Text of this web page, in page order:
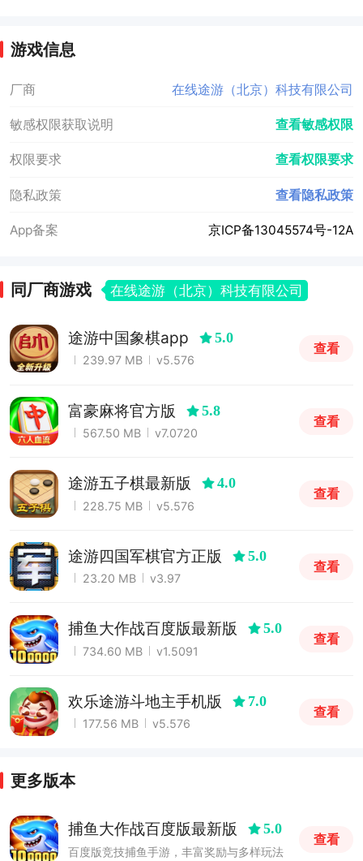
游戏信息
厂商 在线途游（北京）科技有限公司
敏感权限获取说明 查看敏感权限
权限要求 查看权限要求
隐私政策 查看隐私政策
App备案 京ICP备13045574号-12A
同厂商游戏 在线途游（北京）科技有限公司
途游中国象棋app 5.0
239.97 MB v5.576
查看
富豪麻将官方版 5.8
567.50 MB v7.0720
查看
途游五子棋最新版 4.0
228.75 MB v5.576
查看
途游四国军棋官方正版 5.0
23.20 MB v3.97
查看
捕鱼大作战百度版最新版 5.0
734.60 MB v1.5091
查看
欢乐途游斗地主手机版 7.0
177.56 MB v5.576
查看
更多版本
捕鱼大作战百度版最新版 5.0
百度版竞技捕鱼手游，丰富奖励与多样玩法
查看